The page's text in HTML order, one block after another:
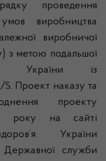
проведення
умов виробництва
виробничої
з метою подальшої
України із
Проект наказу та
проекту
року на сайті
України
служби